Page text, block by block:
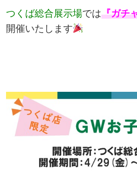
つくば総合展示場では『ガチ
開催いたします